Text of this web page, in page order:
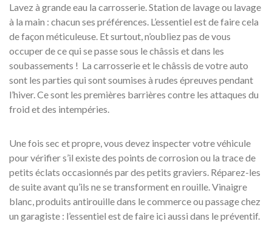
Lavez à grande eau la carrosserie. Station de lavage ou lavage
à la main : chacun ses préférences. L’essentiel est de faire cela
de façon méticuleuse. Et surtout, n’oubliez pas de vous
occuper de ce qui se passe sous le châssis et dans les
soubassements ! La carrosserie et le châssis de votre auto
sont les parties qui sont soumises à rudes épreuves pendant
l’hiver. Ce sont les premières barrières contre les attaques du
froid et des intempéries.
Une fois sec et propre, vous devez inspecter votre véhicule
pour vérifier s’il existe des points de corrosion ou la trace de
petits éclats occasionnés par des petits graviers. Réparez-les
de suite avant qu’ils ne se transforment en rouille. Vinaigre
blanc, produits antirouille dans le commerce ou passage chez
un garagiste : l’essentiel est de faire ici aussi dans le préventif.